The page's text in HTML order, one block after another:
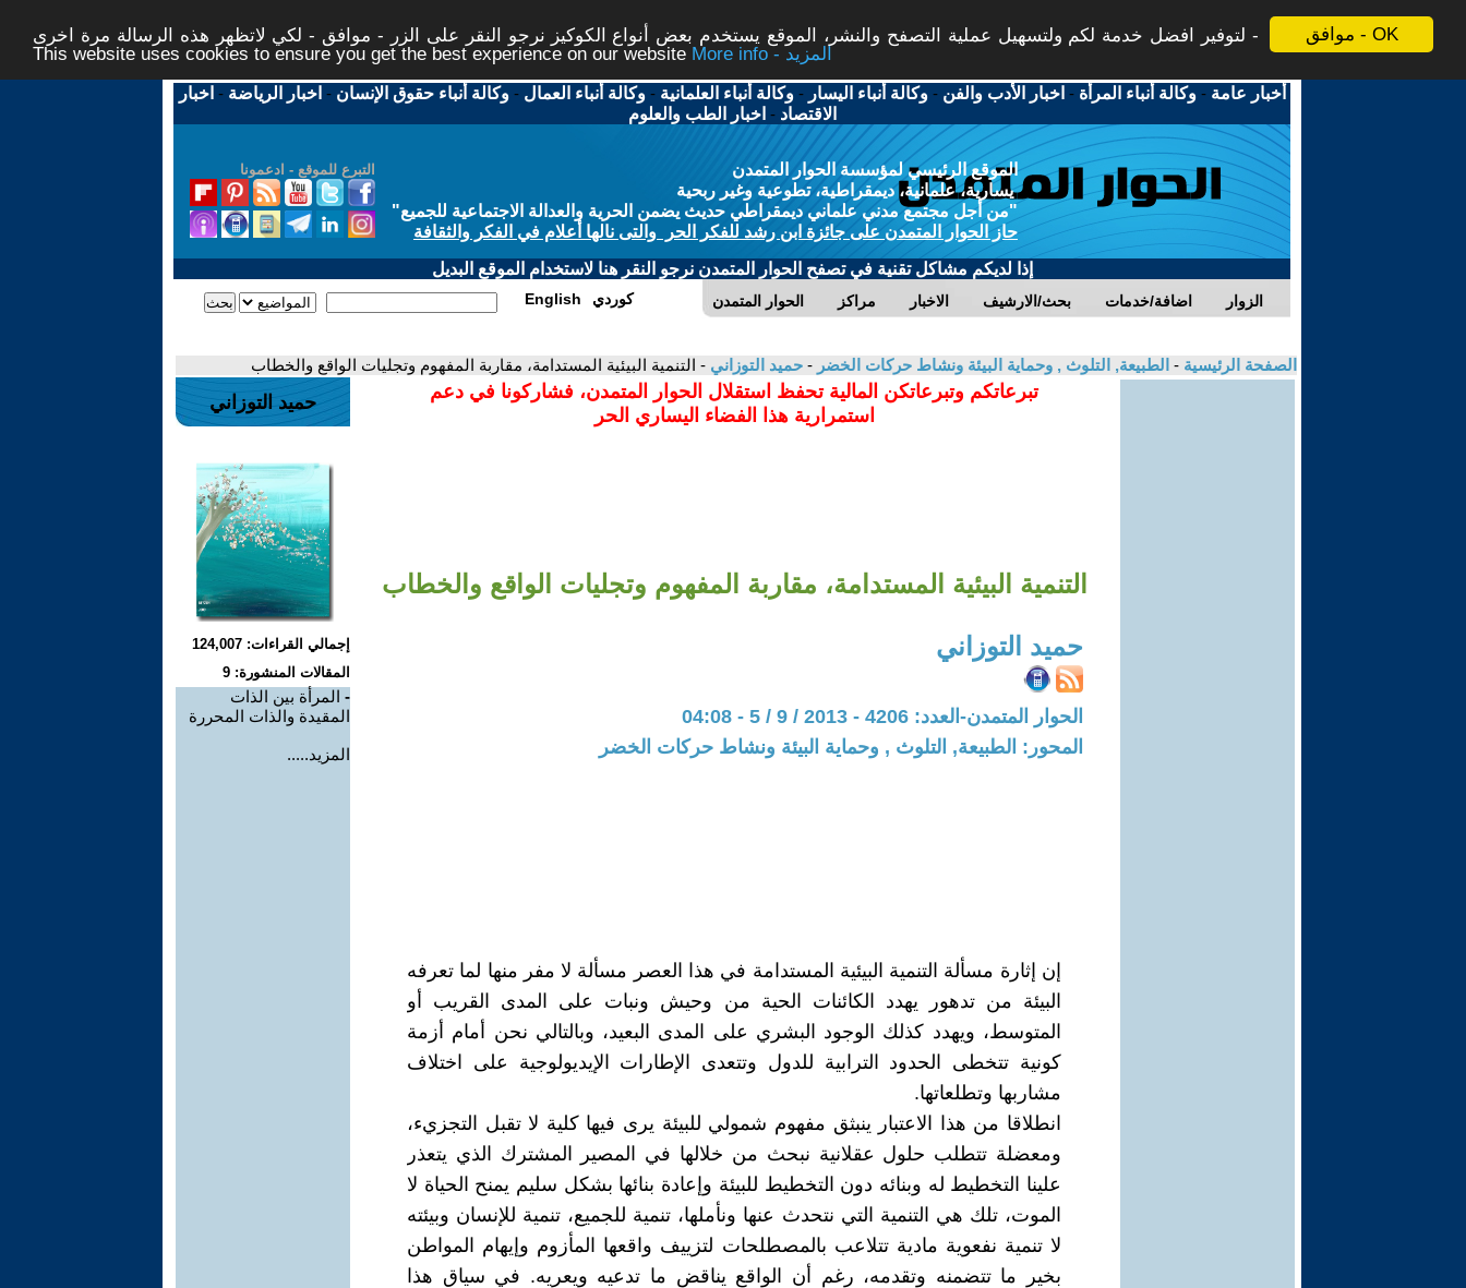
موافق - OK
لتوفير افضل خدمة لكم ولتسهيل عملية التصفح والنشر، الموقع يستخدم بعض أنواع الكوكيز نرجو النقر على الزر - موافق - لكي لاتظهر هذه الرسالة مرة اخرى -
This website uses cookies to ensure you get the best experience on our website
More info - المزيد
أخبار عامة -وكالة أنباء المرأة - اخبار الأدب والفن -وكالة أنباء اليسار -وكالة أنباء العلمانية -وكالة أنباء العمال -وكالة أنباء حقوق الإنسان - اخبار الرياضة - اخبار
الاقتصاد - اخبار الطب والعلوم
التبرع للموقع - ادعمونا
الموقع الرئيسي لمؤسسة الحوار المتمدن
يسارية، علمانية، ديمقراطية، تطوعية وغير ربحية
"من أجل مجتمع مدني علماني ديمقراطي حديث يضمن الحرية والعدالة الاجتماعية للجميع"
حاز الحوار المتمدن على جائزة ابن رشد للفكر الحر والتى نالها أعلام في الفكر والثقافة
إذا لديكم مشاكل تقنية في تصفح الحوار المتمدن نرجو النقر هنا لاستخدام الموقع البديل
الحوار المتمدن مراكز الاخبار بحث/الارشيف اضافة/خدمات الزوار English كوردي
الصفحة الرئيسية - الطبيعة, التلوث , وحماية البيئة ونشاط حركات الخضر - حميد التوزاني - التنمية البيئية المستدامة، مقاربة المفهوم وتجليات الواقع والخطاب
تبرعاتكم وتبرعاتكن المالية تحفظ استقلال الحوار المتمدن، فشاركونا في دعم
استمرارية هذا الفضاء اليساري الحر
التنمية البيئية المستدامة، مقاربة المفهوم وتجليات الواقع والخطاب
حميد التوزاني
الحوار المتمدن-العدد: 4206 - 2013 / 9 / 5 - 04:08
المحور: الطبيعة, التلوث , وحماية البيئة ونشاط حركات الخضر
إن إثارة مسألة التنمية البيئية المستدامة في هذا العصر مسألة لا مفر منها لما تعرفه
البيئة من تدهور يهدد الكائنات الحية من وحيش ونبات على المدى القريب أو
المتوسط، ويهدد كذلك الوجود البشري على المدى البعيد، وبالتالي نحن أمام أزمة
كونية تتخطى الحدود الترابية للدول وتتعدى الإطارات الإيديولوجية على اختلاف
مشاربها وتطلعاتها.
انطلاقا من هذا الاعتبار ينبثق مفهوم شمولي للبيئة يرى فيها كلية لا تقبل التجزيء،
ومعضلة تتطلب حلول عقلانية نبحث من خلالها في المصير المشترك الذي يتعذر
علينا التخطيط له وبنائه دون التخطيط للبيئة وإعادة بنائها بشكل سليم يمنح الحياة لا
الموت، تلك هي التنمية التي نتحدث عنها ونأملها، تنمية للجميع، تنمية للإنسان وبيئته
لا تنمية نفعوية مادية تتلاعب بالمصطلحات لتزييف واقعها المأزوم وإيهام المواطن
بخير ما تتضمنه وتقدمه، رغم أن الواقع يناقض ما تدعيه ويعريه. في سياق هذا
حميد التوزاني
إجمالي القراءات: 124,007
المقالات المنشورة: 9
- المرأة بين الذات
المقيدة والذات المحررة
المزيد.....